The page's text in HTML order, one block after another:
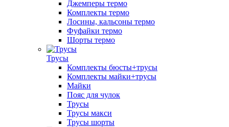
Джемперы термо
Комплекты термо
Лосины, кальсоны термо
Фуфайки термо
Шорты термо
Трусы
Комплекты бюсты+трусы
Комплекты майки+трусы
Майки
Пояс для чулок
Трусы
Трусы макси
Трусы шорты